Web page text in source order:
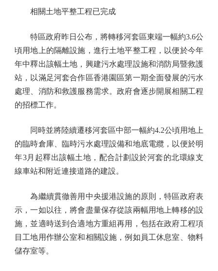
相關土地平整工程已完成
特區政府昨日公布，將轉移河套區東端一幅約3.6公
頃用地上的隔離設施，進行土地平整工程，以便於今年
年中釋出該幅土地，興建污水處理設施和消防局暨救護
站，以滿足河套合作區香港園區第一期全面發展的污水
處理、消防和救護服務需求。政府會逐步開展相關工程
的招標工作。
同時並將陸續遷移河套區中部一幅約4.2公頃用地上
的臨時倉庫、臨時污水處理設備和地底電纜，以便於明
年3月起釋出該幅土地，配合計劃設於河套的北環線支
線車站和附近連接道路的建設。
為繼續貫徹善用中央援港設施的原則，特區政府表
示，一如以往，將會盡量保存從該兩幅用地上轉移的設
施，並適時送到合適地方重組再用，包括在政府工程項
目工地用作辦公室和相關設施，例如員工休息室、物料
儲存室等。